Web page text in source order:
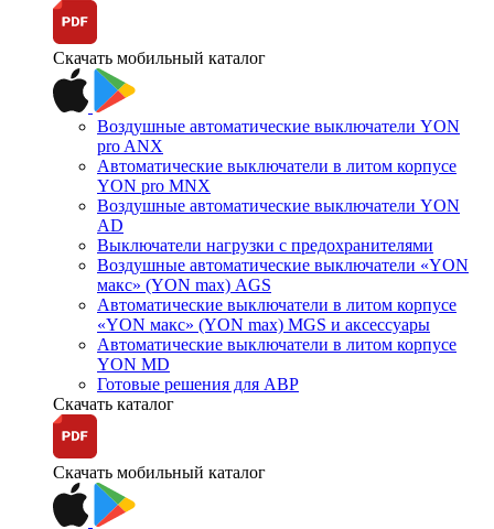
Скачать мобильный каталог
Воздушные автоматические выключатели YON
pro ANX
Автоматические выключатели в литом корпусе
YON pro MNX
Воздушные автоматические выключатели YON
AD
Выключатели нагрузки с предохранителями
Воздушные автоматические выключатели «YON
макс» (YON max) AGS
Автоматические выключатели в литом корпусе
«YON макс» (YON max) MGS и аксессуары
Автоматические выключатели в литом корпусе
YON MD
Готовые решения для АВР
Скачать каталог
Скачать мобильный каталог